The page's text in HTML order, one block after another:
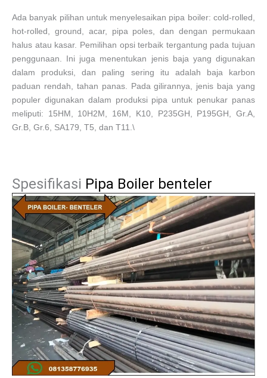
Ada banyak pilihan untuk menyelesaikan pipa boiler: cold-rolled,
hot-rolled, ground, acar, pipa poles, dan dengan permukaan
halus atau kasar. Pemilihan opsi terbaik tergantung pada tujuan
penggunaan. Ini juga menentukan jenis baja yang digunakan
dalam produksi, dan paling sering itu adalah baja karbon
paduan rendah, tahan panas. Pada gilirannya, jenis baja yang
populer digunakan dalam produksi pipa untuk penukar panas
meliputi: 15HM, 10H2M, 16M, K10, P235GH, P195GH, Gr.A,
Gr.B, Gr.6, SA179, T5, dan T11.\
Spesifikasi Pipa Boiler benteler